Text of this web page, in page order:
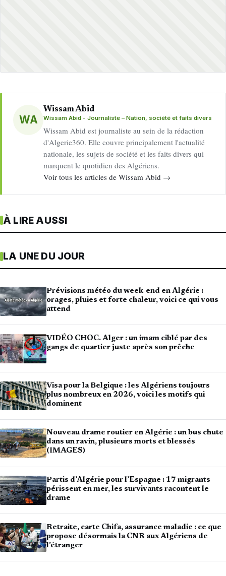
WA
Wissam Abid
Wissam Abid - Journaliste – Nation, société et faits divers
Wissam Abid est journaliste au sein de la rédaction
d'Algerie360. Elle couvre principalement l'actualité
nationale, les sujets de société et les faits divers qui
marquent le quotidien des Algériens.
Voir tous les articles de Wissam Abid →
À LIRE AUSSI
LA UNE DU JOUR
Prévisions météo du week-end en Algérie :
orages, pluies et forte chaleur, voici ce qui vous
attend
VIDÉO CHOC. Alger : un imam ciblé par des
gangs de quartier juste après son prêche
Visa pour la Belgique : les Algériens toujours
plus nombreux en 2026, voici les motifs qui
dominent
Nouveau drame routier en Algérie : un bus chute
dans un ravin, plusieurs morts et blessés
(IMAGES)
Partis d’Algérie pour l’Espagne : 17 migrants
périssent en mer, les survivants racontent le
drame
Retraite, carte Chifa, assurance maladie : ce que
propose désormais la CNR aux Algériens de
l’étranger